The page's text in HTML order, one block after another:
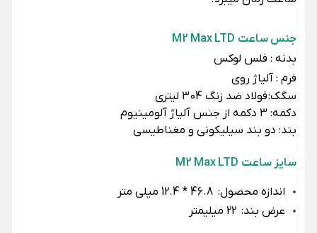
جنس ساعت M2 Max LTD
بدنه : فلس لوکس
فرم : آلیاژ روی
سگک:فولاد ضد زنگ 304 لیتری
دکمه: 3 دکمه از جنس آلیاژ آلومینیوم
بند: دو بند سیلیکونی و مغناطیسی
سایز ساعت M2 Max LTD
اندازه محصول: 46.8 * 12.4 میلی متر
عرض بند: 22 میلیمتر